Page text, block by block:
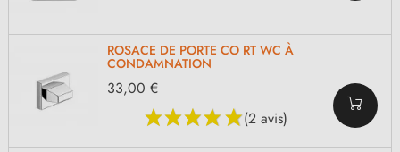
ROSACE DE PORTE CO RT WC À
CONDAMNATION
(2 avis)
33,00 €